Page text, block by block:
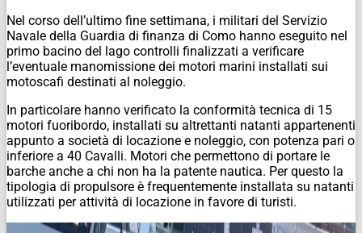
Nel corso dell’ultimo fine settimana, i militari del Servizio
Navale della Guardia di finanza di Como hanno eseguito nel
primo bacino del lago controlli finalizzati a verificare
l’eventuale manomissione dei motori marini installati sui
motoscafi destinati al noleggio.
In particolare hanno verificato la conformità tecnica di 15
motori fuoribordo, installati su altrettanti natanti appartenenti
appunto a società di locazione e noleggio, con potenza pari o
inferiore a 40 Cavalli. Motori che permettono di portare le
barche anche a chi non ha la patente nautica. Per questo la
tipologia di propulsore è frequentemente installata su natanti
utilizzati per attività di locazione in favore di turisti.